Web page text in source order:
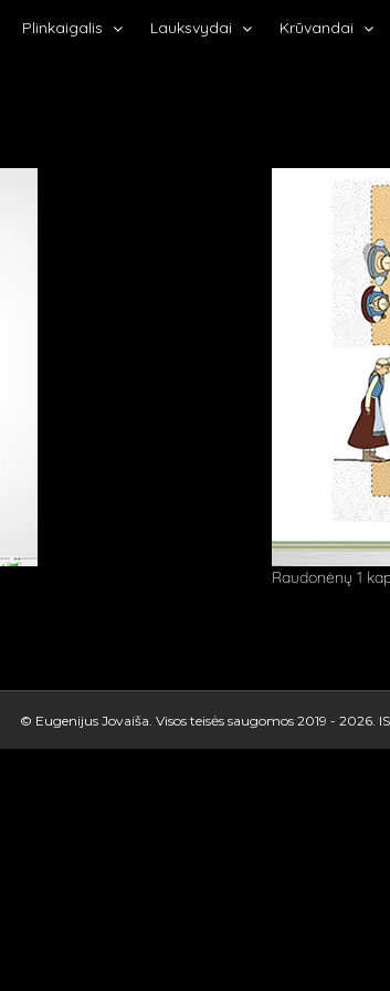
Plinkaigalis Lauksvydai Krūvandai
Raudonėnų 1
© Eugenijus Jovaiša. Visos teisės saugomos 2019 - 2026.